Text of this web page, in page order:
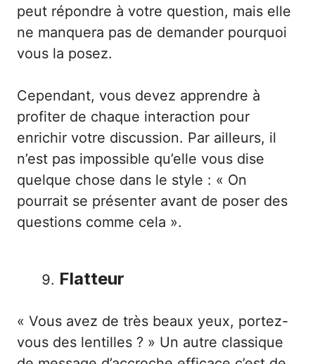
peut répondre à votre question, mais elle
ne manquera pas de demander pourquoi
vous la posez.
Cependant, vous devez apprendre à
profiter de chaque interaction pour
enrichir votre discussion. Par ailleurs, il
n’est pas impossible qu’elle vous dise
quelque chose dans le style : « On
pourrait se présenter avant de poser des
questions comme cela ».
Flatteur
« Vous avez de très beaux yeux, portez-
vous des lentilles ? » Un autre classique